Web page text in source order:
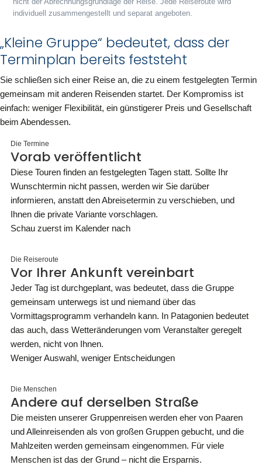
nicht der Abrechnungsgrundlage der Reise. Jede Reiseroute wird
individuell zusammengestellt und separat angeboten.
„Kleine Gruppe“ bedeutet, dass der
Terminplan bereits feststeht
Sie schließen sich einer Reise an, die zu einem festgelegten Termin
gemeinsam mit anderen Reisenden startet. Der Kompromiss ist
einfach: weniger Flexibilität, ein günstigerer Preis und Gesellschaft
beim Abendessen.
Die Termine
Vorab veröffentlicht
Diese Touren finden an festgelegten Tagen statt. Sollte Ihr
Wunschtermin nicht passen, werden wir Sie darüber
informieren, anstatt den Abreisetermin zu verschieben, und
Ihnen die private Variante vorschlagen.
Schau zuerst im Kalender nach
Die Reiseroute
Vor Ihrer Ankunft vereinbart
Jeder Tag ist durchgeplant, was bedeutet, dass die Gruppe
gemeinsam unterwegs ist und niemand über das
Vormittagsprogramm verhandeln kann. In Patagonien bedeutet
das auch, dass Wetteränderungen vom Veranstalter geregelt
werden, nicht von Ihnen.
Weniger Auswahl, weniger Entscheidungen
Die Menschen
Andere auf derselben Straße
Die meisten unserer Gruppenreisen werden eher von Paaren
und Alleinreisenden als von großen Gruppen gebucht, und die
Mahlzeiten werden gemeinsam eingenommen. Für viele
Menschen ist das der Grund – nicht die Ersparnis.